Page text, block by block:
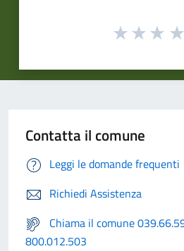
Contatta il comune
Leggi le domande frequenti
Richiedi Assistenza
Chiama il comune
800.012.503